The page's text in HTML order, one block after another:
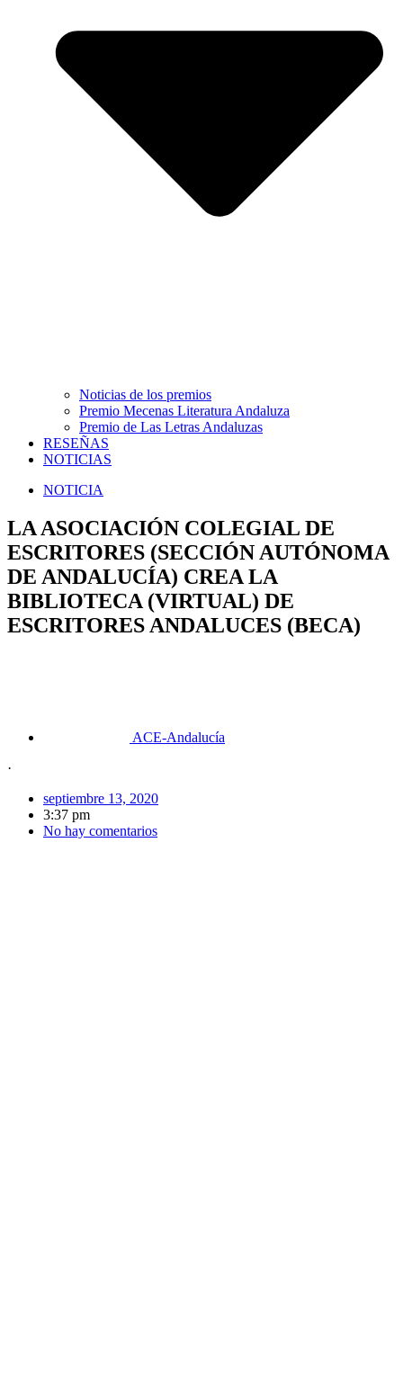
Noticias de los premios
Premio Mecenas Literatura Andaluza
Premio de Las Letras Andaluzas
RESEÑAS
NOTICIAS
NOTICIA
LA ASOCIACIÓN COLEGIAL DE
ESCRITORES (SECCIÓN AUTÓNOMA
DE ANDALUCÍA) CREA LA
BIBLIOTECA (VIRTUAL) DE
ESCRITORES ANDALUCES (BECA)
ACE-Andalucía
·
septiembre 13, 2020
3:37 pm
No hay comentarios